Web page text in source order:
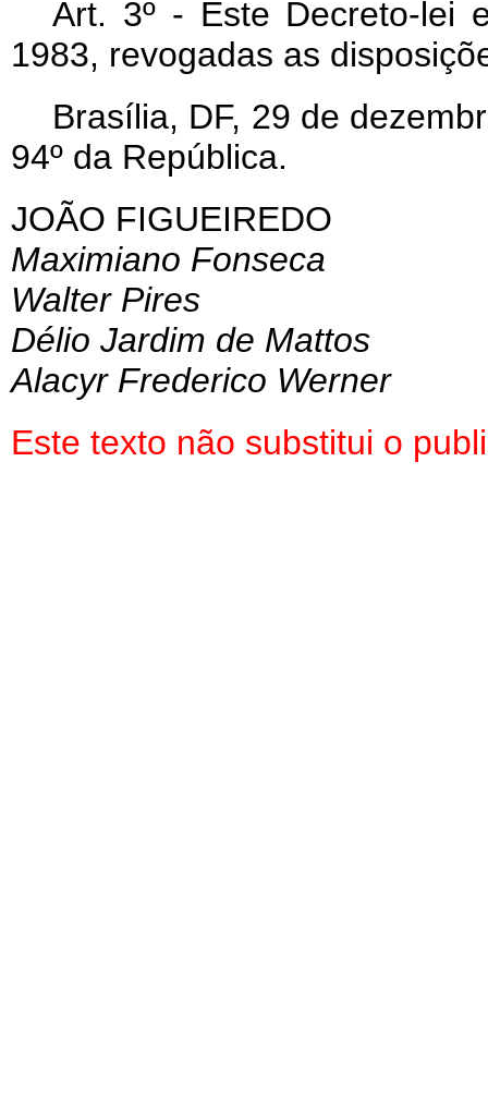
Art. 3º - Este Decreto-lei
1983, revogadas as
Brasília, DF, 29 de
94º da República.
JOÃO FIGUEIREDO
Maximiano Fonseca
Walter Pires
Délio Jardim de Mattos
Alacyr Frederico Werner
Este texto não substitui o